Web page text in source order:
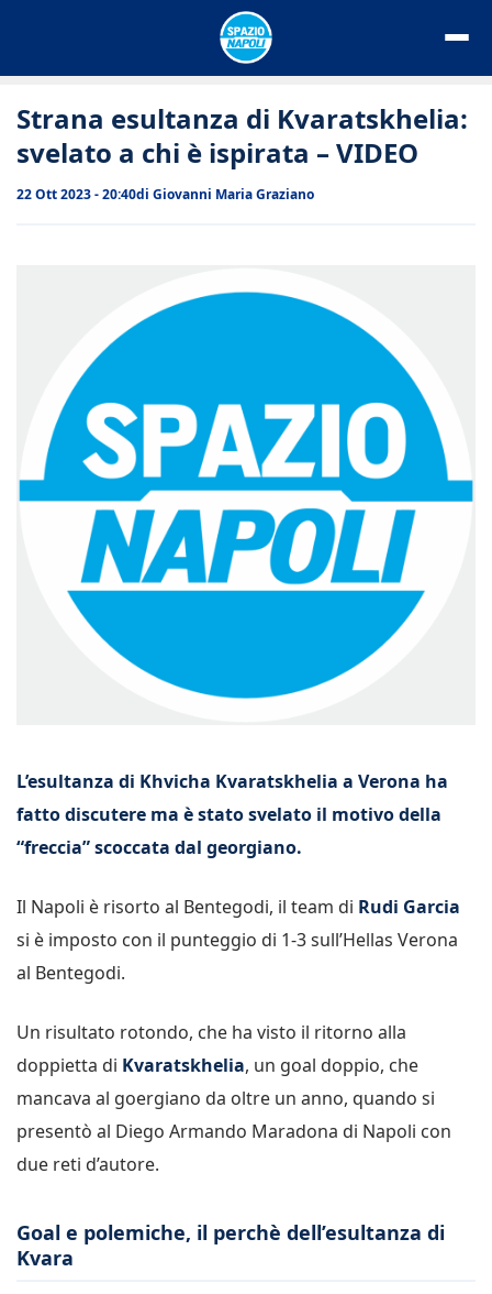
Strana esultanza di Kvaratskhelia:
svelato a chi è ispirata – VIDEO
22 Ott 2023 - 20:40di Giovanni Maria Graziano
L’esultanza di Khvicha Kvaratskhelia a Verona ha
fatto discutere ma è stato svelato il motivo della
“freccia” scoccata dal georgiano.
Il Napoli è risorto al Bentegodi, il team di Rudi Garcia
si è imposto con il punteggio di 1-3 sull’Hellas Verona
al Bentegodi.
Un risultato rotondo, che ha visto il ritorno alla
doppietta di Kvaratskhelia, un goal doppio, che
mancava al goergiano da oltre un anno, quando si
presentò al Diego Armando Maradona di Napoli con
due reti d’autore.
Goal e polemiche, il perchè dell’esultanza di
Kvara